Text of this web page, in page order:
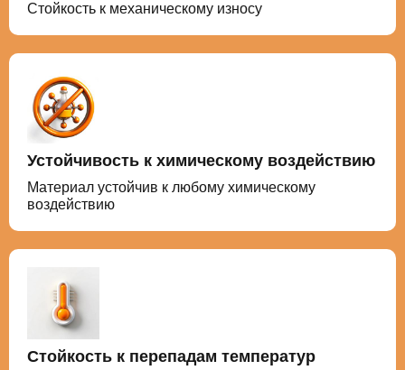
Стойкость к механическому износу
Устойчивость к химическому воздействию
Материал устойчив к любому химическому
воздействию
Стойкость к перепадам температур